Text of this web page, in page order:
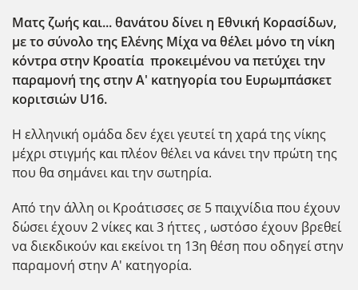
Ματς ζωής και... θανάτου δίνει η Εθνική Κορασίδων,
με το σύνολο της Ελένης Μίχα να θέλει μόνο τη νίκη
κόντρα στην Κροατία προκειμένου να πετύχει την
παραμονή της στην Α' κατηγορία του Ευρωμπάσκετ
κοριτσιών U16.
Η ελληνική ομάδα δεν έχει γευτεί τη χαρά της νίκης
μέχρι στιγμής και πλέον θέλει να κάνει την πρώτη της
που θα σημάνει και την σωτηρία.
Από την άλλη οι Κροάτισσες σε 5 παιχνίδια που έχουν
δώσει έχουν 2 νίκες και 3 ήττες , ωστόσο έχουν βρεθεί
να διεκδικούν και εκείνοι τη 13η θέση που οδηγεί στην
παραμονή στην Α' κατηγορία.